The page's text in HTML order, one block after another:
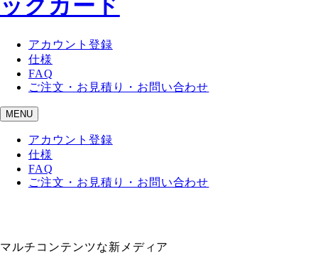
アカウント登録
仕様
FAQ
ご注文・お見積り・お問い合わせ
MENU
アカウント登録
仕様
FAQ
ご注文・お見積り・お問い合わせ
マルチコンテンツな新メディア